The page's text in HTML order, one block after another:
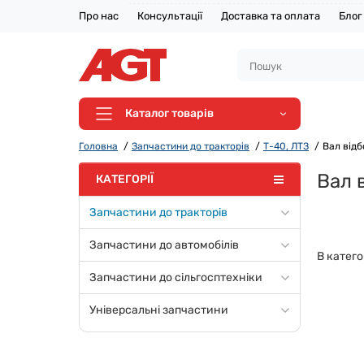
Про нас Консультації Доставка та оплата Блог
Каталог товарів
Головна Запчастини до тракторів Т-40, ЛТЗ Вал
КАТЕГОРІЇ
Запчастини до тракторів
Запчастини до автомобілів
Запчастини до сільгосптехніки
Універсальні запчастини
Вал
В